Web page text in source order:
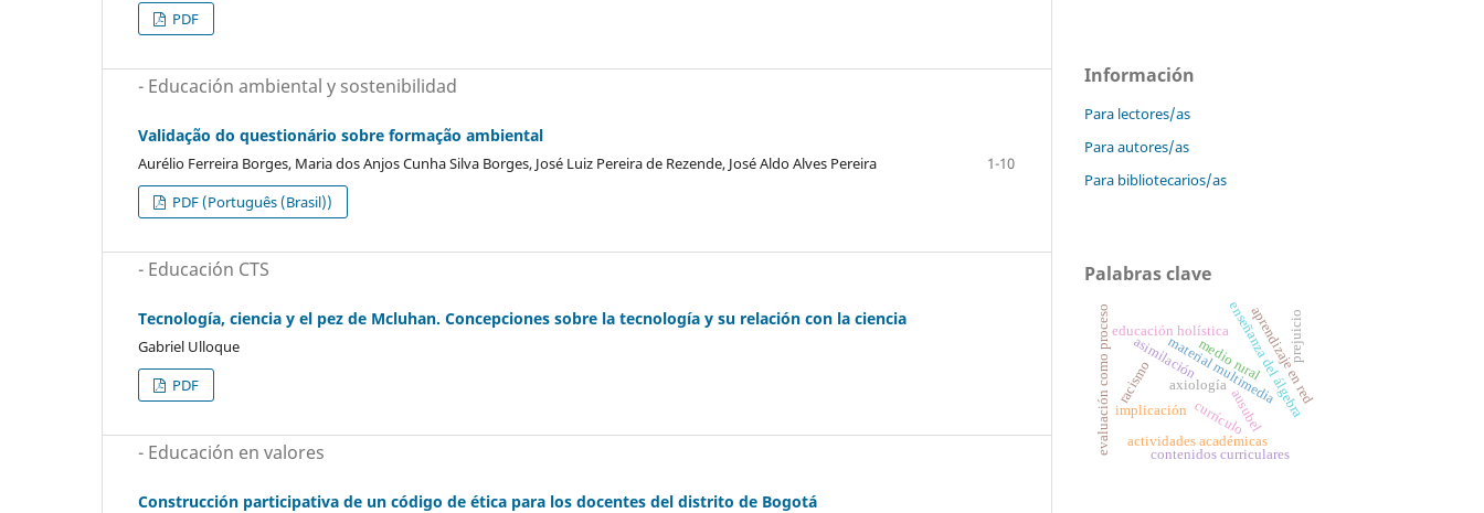
PDF
- Educación ambiental y sostenibilidad
Validação do questionário sobre formação ambiental
Aurélio Ferreira Borges, Maria dos Anjos Cunha Silva Borges, José Luiz Pereira de Rezende, José Aldo Alves Pereira
1-10
PDF (Português (Brasil))
- Educación CTS
Tecnología, ciencia y el pez de Mcluhan. Concepciones sobre la tecnología y su relación con la ciencia
Gabriel Ulloque
PDF
- Educación en valores
Construcción participativa de un código de ética para los docentes del distrito de Bogotá
Información
Para lectores/as
Para autores/as
Para bibliotecarios/as
Palabras clave
currículo
implicación
axiología
material multimedia
enseñanza del álgebra
educación holística
actividades académicas
contenidos curriculares
aprendizaje en red
evaluación como proceso asimilación
racismo
prejuicio
ausubel
medio rural